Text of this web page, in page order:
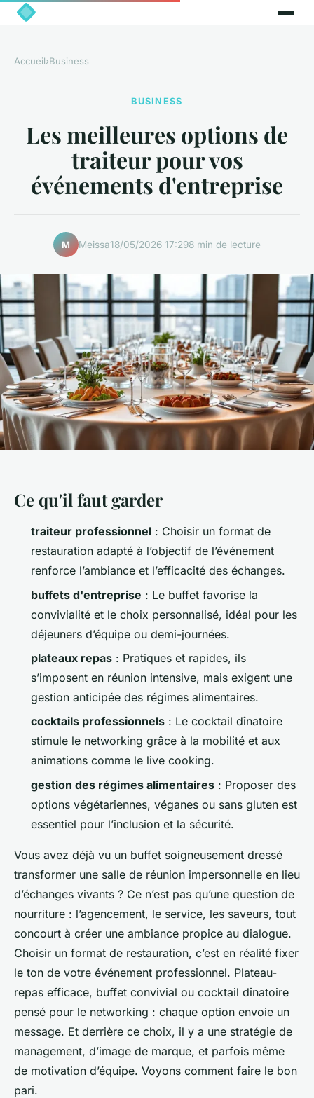
Accueil›Business
BUSINESS
Les meilleures options de
traiteur pour vos
événements d'entreprise
M Meissa18/05/2026 17:298 min de lecture
Ce qu'il faut garder
traiteur professionnel : Choisir un format de
restauration adapté à l’objectif de l’événement
renforce l’ambiance et l’efficacité des échanges.
buffets d'entreprise : Le buffet favorise la
convivialité et le choix personnalisé, idéal pour les
déjeuners d’équipe ou demi-journées.
plateaux repas : Pratiques et rapides, ils
s’imposent en réunion intensive, mais exigent une
gestion anticipée des régimes alimentaires.
cocktails professionnels : Le cocktail dînatoire
stimule le networking grâce à la mobilité et aux
animations comme le live cooking.
gestion des régimes alimentaires : Proposer des
options végétariennes, véganes ou sans gluten est
essentiel pour l’inclusion et la sécurité.
Vous avez déjà vu un buffet soigneusement dressé
transformer une salle de réunion impersonnelle en lieu
d’échanges vivants ? Ce n’est pas qu’une question de
nourriture : l’agencement, le service, les saveurs, tout
concourt à créer une ambiance propice au dialogue.
Choisir un format de restauration, c’est en réalité fixer
le ton de votre événement professionnel. Plateau-
repas efficace, buffet convivial ou cocktail dînatoire
pensé pour le networking : chaque option envoie un
message. Et derrière ce choix, il y a une stratégie de
management, d’image de marque, et parfois même
de motivation d’équipe. Voyons comment faire le bon
pari.